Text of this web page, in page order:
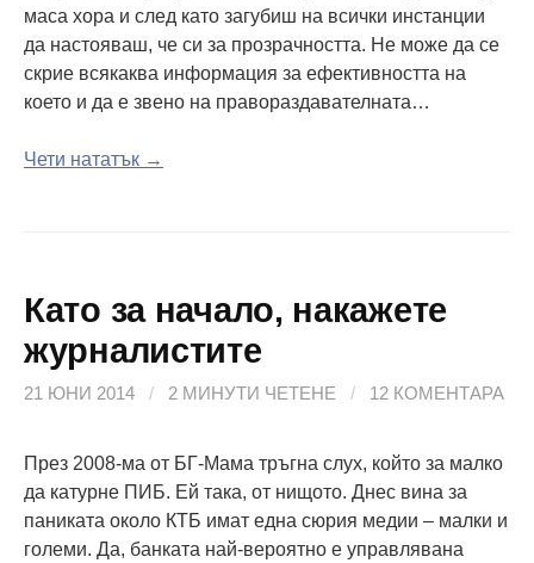
маса хора и след като загубиш на всички инстанции
да настояваш, че си за прозрачността. Не може да се
скрие всякаква информация за ефективността на
което и да е звено на правораздавателната…
Чети нататък →
Като за начало, накажете
журналистите
21 ЮНИ 2014 / 2 МИНУТИ ЧЕТЕНЕ / 12 КОМЕНТАРА
През 2008-ма от БГ-Мама тръгна слух, който за малко
да катурне ПИБ. Ей така, от нищото. Днес вина за
паниката около КТБ имат една сюрия медии – малки и
големи. Да, банката най-вероятно е управлявана